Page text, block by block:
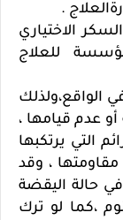
.
حالة السكر الاختياري
للعلاج
الواقع،ولذلك
عدم قيامها ،
التي يرتكبها
مقاومتها ، وقد
حالة اليقضة
،كما لو ترك